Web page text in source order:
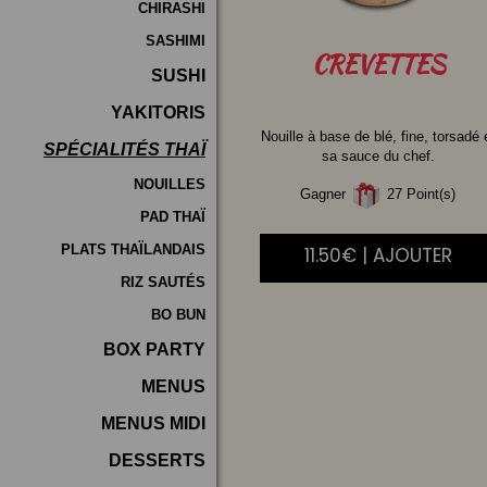
CHIRASHI
SASHIMI
SUSHI
YAKITORIS
SPÉCIALITÉS THAÏ
NOUILLES
PAD THAÏ
PLATS THAÏLANDAIS
RIZ SAUTÉS
BO BUN
BOX PARTY
MENUS
MENUS MIDI
DESSERTS
CREVETTES
Nouille à base de blé, fine, torsadé
sa sauce du chef.
Gagner 27 Point(s)
11.50€ | AJOUTER